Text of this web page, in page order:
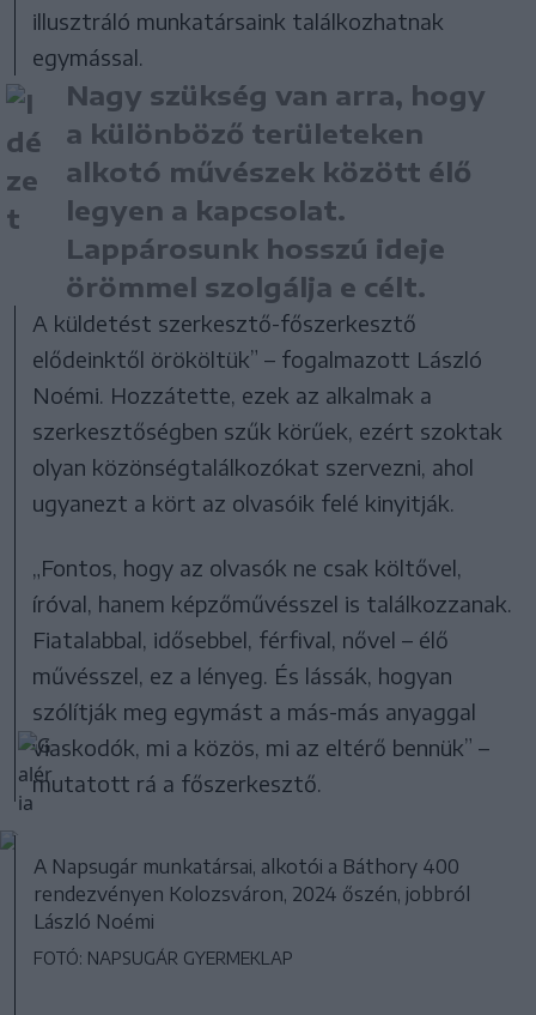
illusztráló munkatársaink találkozhatnak
egymással.
Nagy szükség van arra, hogy
a különböző területeken
alkotó művészek között élő
legyen a kapcsolat.
Lappárosunk hosszú ideje
örömmel szolgálja e célt.
A küldetést szerkesztő-főszerkesztő
elődeinktől örököltük” – fogalmazott László
Noémi. Hozzátette, ezek az alkalmak a
szerkesztőségben szűk körűek, ezért szoktak
olyan közönségtalálkozókat szervezni, ahol
ugyanezt a kört az olvasóik felé kinyitják.
„Fontos, hogy az olvasók ne csak költővel,
íróval, hanem képzőművésszel is találkozzanak.
Fiatalabbal, idősebbel, férfival, nővel – élő
művésszel, ez a lényeg. És lássák, hogyan
szólítják meg egymást a más-más anyaggal
viaskodók, mi a közös, mi az eltérő bennük” –
mutatott rá a főszerkesztő.
A Napsugár munkatársai, alkotói a Báthory 400
rendezvényen Kolozsváron, 2024 őszén, jobbról
László Noémi
FOTÓ: NAPSUGÁR GYERMEKLAP